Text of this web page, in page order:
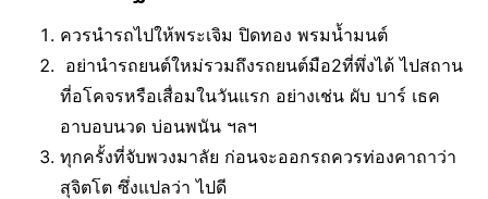
ควรนำรถไปให้พระเจิม ปิดทอง พรมน้ำมนต์
อย่านำรถยนต์ใหม่รวมถึงรถยนต์มือ2ที่พึ่งได้ ไปสถาน
ที่อโคจรหรือเสื่อมในวันแรก อย่างเช่น ผับ บาร์ เธค
อาบอบนวด บ่อนพนัน ฯลฯ
ทุกครั้งที่จับพวงมาลัย ก่อนจะออกรถควรท่องคาถาว่า
สุจิตโต ซึ่งแปลว่า ไปดี